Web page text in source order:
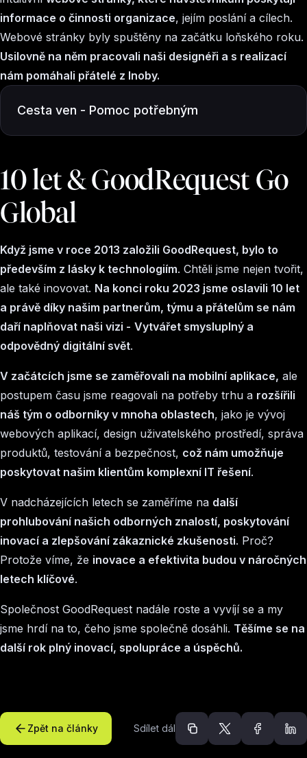
informace o činnosti organizace, jejím poslání a cílech.
Webové stránky byly spuštěny na začátku loňského roku.
Usilovně na něm pracovali naši designéři a s realizací
nám pomáhali přátelé z Inoby.
Cesta ven - Pomoc potřebným
10 let & GoodRequest Go
Global
Když jsme v roce 2013 založili GoodRequest, bylo to
především z lásky k technologiím. Chtěli jsme nejen tvořit,
ale také inovovat. Na konci roku 2023 jsme oslavili 10 let
a právě díky našim partnerům, týmu a přátelům se nám
daří naplňovat naši vizi - Vytvářet smysluplný a
odpovědný digitální svět.
V začátcích jsme se zaměřovali na mobilní aplikace, ale
postupem času jsme reagovali na potřeby trhu a rozšířili
náš tým o odborníky v mnoha oblastech, jako je vývoj
webových aplikací, design uživatelského prostředí, správa
produktů, testování a bezpečnost, což nám umožňuje
poskytovat našim klientům komplexní IT řešení.
V nadcházejících letech se zaměříme na další
prohlubování našich odborných znalostí, poskytování
inovací a zlepšování zákaznické zkušenosti. Proč?
Protože víme, že inovace a efektivita budou v náročných
letech klíčové.
Společnost GoodRequest nadále roste a vyvíjí se a my
jsme hrdí na to, čeho jsme společně dosáhli. Těšíme se na
další rok plný inovací, spolupráce a úspěchů.
Zpět na články Sdílet dál